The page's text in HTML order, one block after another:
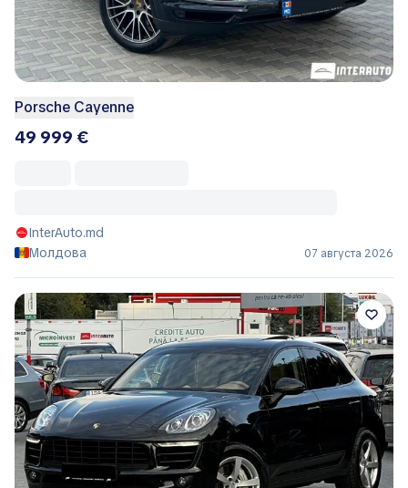
Porsche Cayenne
49 999 €
InterAuto.md
Молдова
07 августа 2026